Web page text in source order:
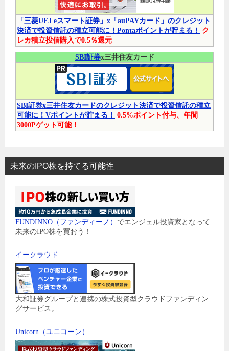
「三菱UFJ eスマート証券」x「auPAYカード」のクレジット
決済で投資信託の積立可能に！Pontaポイントが貯まる！
ク
レカ積立投信購入で0.5％還元
SBI証券x三井住友カード
SBI証券x三井住友カードのクレジット決済で投資信託の積立
可能に！Vポイントが貯まる！ 0.5%ポイント付与、年間
3000Pゲット可能！
未来のIPO株を持てる可能性
FUNDINNO（ファンディーノ） でエンジェル投資家となって
未来のIPO株を買おう！
イークラウド
大和証券グループと連携の株式投資型クラウドファンディン
グサービス。
Unicorn（ユニコーン）